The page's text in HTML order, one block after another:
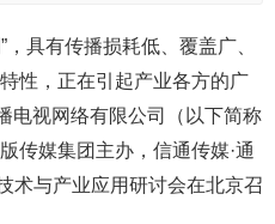
具有传播损耗低、覆盖广、
性，正在引起产业各方的广
电视网络有限公司（以下简称
传媒集团主办，信通传媒·通
术与产业应用研讨会在北京召